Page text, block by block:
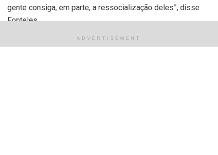
gente consiga, em parte, a ressocialização deles”, disse
Fonteles.
Ao entregar as viaturas, Rafael destacou que os veículos
ADVERTISEMENT